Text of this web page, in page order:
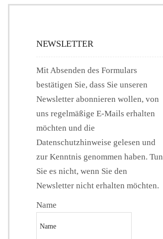
NEWSLETTER
Mit Absenden des Formulars
bestätigen Sie, dass Sie unseren
Newsletter abonnieren wollen, von
uns regelmäßige E-Mails erhalten
möchten und die
Datenschutzhinweise gelesen und
zur Kenntnis genommen haben. Tun
Sie es nicht, wenn Sie den
Newsletter nicht erhalten möchten.
Name